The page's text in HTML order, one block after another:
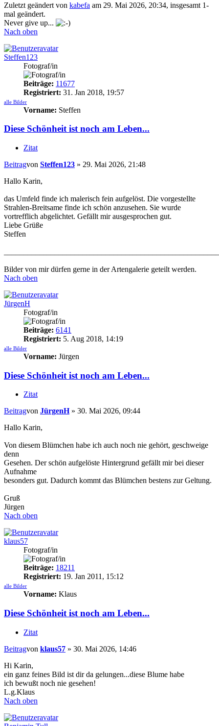
Zuletzt geändert von kabefa am 29. Mai 2026, 20:34, insgesamt 1-
mal geändert.
Never give up...
Nach oben
Steffen123
Fotograf/in
Beiträge: 11677
Registriert: 31. Jan 2018, 19:57
alle Bilder
Vorname: Steffen
Diese Schönheit ist noch am Leben...
Zitat
Beitragvon Steffen123 » 29. Mai 2026, 21:48
Hallo Karin,
das Umfeld finde ich malerisch fein aufgelöst. Die vorgestellte
Strahlen-Breitsame finde ich schön anzusehen. Sie wurde
vortrefflich abgelichtet. Gefällt mir ausgesprochen gut.
Liebe Grüße
Steffen
Bilder von mir dürfen gerne in der Artengalerie geteilt werden.
Nach oben
JürgenH
Fotograf/in
Beiträge: 6141
Registriert: 5. Aug 2018, 14:19
alle Bilder
Vorname: Jürgen
Diese Schönheit ist noch am Leben...
Zitat
Beitragvon JürgenH» 30. Mai 2026, 09:44
Hallo Karin,
Von diesem Blümchen habe ich auch noch nie gehört, geschweige
denn
Gesehen. Der schön aufgelöste Hintergrund gefällt mir bei dieser
Aufnahme
besonders gut. Dadurch kommt das Blümchen bestens zur Geltung.
Gruß
Jürgen
Nach oben
klaus57
Fotograf/in
Beiträge: 18211
Registriert: 19. Jan 2011, 15:12
alle Bilder
Vorname: Klaus
Diese Schönheit ist noch am Leben...
Zitat
Beitragvon klaus57 » 30. Mai 2026, 14:46
Hi Karin,
ein ganz feines Bild ist dir da gelungen...diese Blume habe
ich bewußt noch nie gesehen!
L.g.Klaus
Nach oben